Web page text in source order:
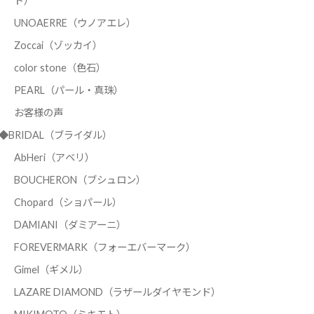
UNOAERRE（ウノアエレ）
Zoccai（ゾッカイ）
color stone（色石）
PEARL（パール・真珠）
お客様の声
（ブライダル）
AbHeri（アベリ）
BOUCHERON（ブシュロン）
Chopard（ショパール）
DAMIANI（ダミアーニ）
FOREVERMARK（フォーエバーマーク）
Gimel（ギメル）
LAZARE DIAMOND（ラザールダイヤモンド）